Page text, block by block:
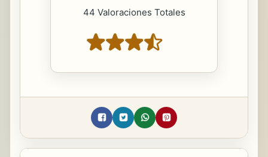
44 Valoraciones Totales